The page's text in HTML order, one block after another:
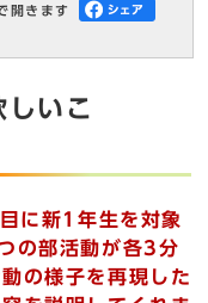
開きます
いこ
に新1年生を対象
の部活動が各3分
の様子を再現した